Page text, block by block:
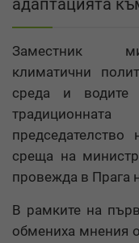
адаптацията
Заместник
климатични
среда и водите
среща на
провежда в Прага
В рамките на
обмениха мнения